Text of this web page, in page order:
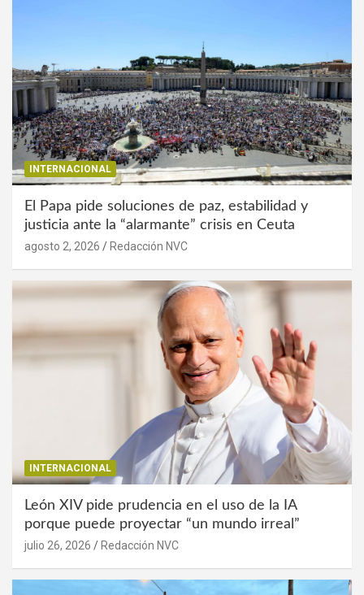
INTERNACIONAL
El Papa pide soluciones de paz, estabilidad y
justicia ante la “alarmante” crisis en Ceuta
agosto 2, 2026 Redacción NVC
INTERNACIONAL
León XIV pide prudencia en el uso de la IA
porque puede proyectar “un mundo irreal”
julio 26, 2026 Redacción NVC